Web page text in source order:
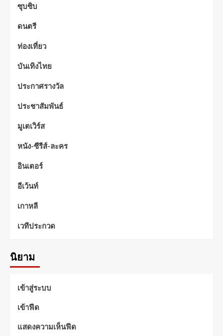
ซุบซิบ
ดนตรี
ท่องเที่ยว
บันเทิงไทย
ประกาศรางวัล
ประชาสัมพันธ์
มูเตเวิร์ส
หนัง-ซีรีส์-ละคร
อินเตอร์
อีเว้นท์
เกาหลี
เวทีประกวด
นิยาม
เข้าสู่ระบบ
เข้าฟีด
แสดงความเห็นฟีด